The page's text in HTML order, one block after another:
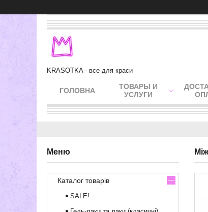
KRASOTKA - все для краси
ГОЛОВНА
ТОВАРЫ И
УСЛУГИ
Каталог товарів
SALE!